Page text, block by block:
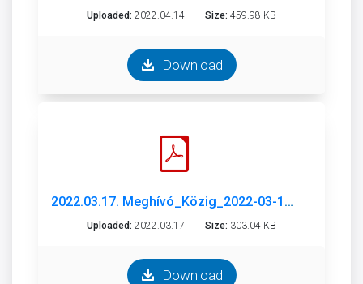
Uploaded: 2022.04.14 Size: 459.98 KB
Download
2022.03.17. Meghívó_Közig_2022-03-17.pdf
Uploaded: 2022.03.17 Size: 303.04 KB
Download